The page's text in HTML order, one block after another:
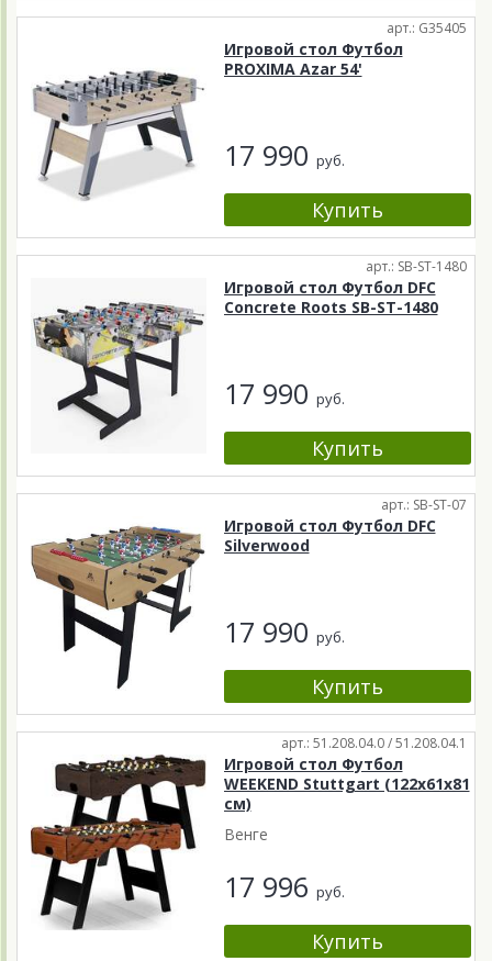
арт.: G35405
Игровой стол Футбол
PROXIMA Azar 54'
17 990 руб.
арт.: SB-ST-1480
Игровой стол Футбол DFC
Concrete Roots SB-ST-1480
17 990 руб.
арт.: SB-ST-07
Игровой стол Футбол DFC
Silverwood
17 990 руб.
арт.: 51.208.04.0 / 51.208.04.1
Игровой стол Футбол
WEEKEND Stuttgart (122x61x81
см)
Венге
17 996 руб.